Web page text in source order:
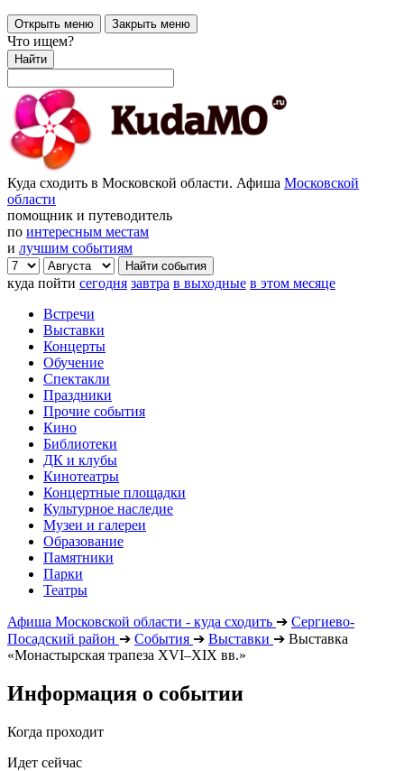
Открыть меню Закрыть меню
Что ищем?
Найти
Куда сходить в Московской области. Афиша Московской
области
помощник и путеводитель
по интересным местам
и лучшим событиям
куда пойти сегодня завтра в выходные в этом месяце
Встречи
Выставки
Концерты
Обучение
Спектакли
Праздники
Прочие события
Кино
Библиотеки
ДК и клубы
Кинотеатры
Концертные площадки
Культурное наследие
Музеи и галереи
Образование
Памятники
Парки
Театры
Афиша Московской области - куда сходить ➔ Сергиево-
Посадский район ➔ События ➔ Выставки ➔ Выставка
«Монастырская трапеза XVI–XIX вв.»
Информация о событии
Когда проходит
Идет сейчас